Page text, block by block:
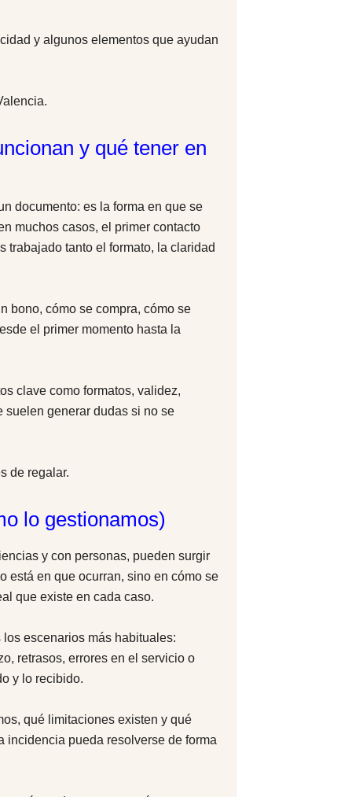
y algunos elementos que ayudan
y qué tener en
documento: es la forma en que se
muchos casos, el primer contacto
trabajado tanto el formato, la claridad
bono, cómo se compra, cómo se
el primer momento hasta la
clave como formatos, validez,
suelen generar dudas si no se
de regalar.
lo gestionamos)
y con personas, pueden surgir
está en que ocurran, sino en cómo se
que existe en cada caso.
escenarios más habituales:
retrasos, errores en el servicio o
y lo recibido.
qué limitaciones existen y qué
incidencia pueda resolverse de forma